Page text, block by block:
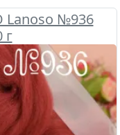
Lanoso №936
г